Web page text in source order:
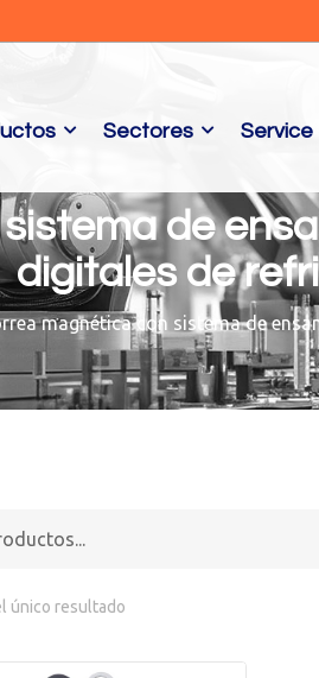
Sectores Service
de
digitales de
magnética con sistema de
único resultado